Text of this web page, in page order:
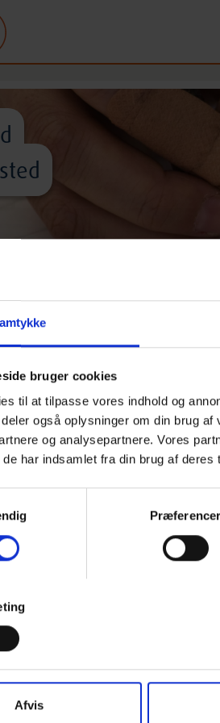
bruger cookies
til at tilpasse vores indhold og
også oplysninger om din brug
og analysepartnere. Vores
har indsamlet fra din brug af deres
Præferencer
Afvis
Alle skoler
for søgeordet, eller søgeordet i en
arrangementer og
skoler.